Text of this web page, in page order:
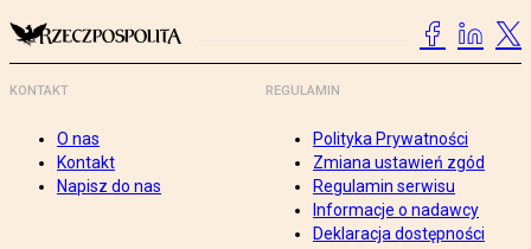
KONTAKT
O nas
Kontakt
Napisz do nas
REGULAMIN
Polityka Prywatności
Zmiana ustawień zgód
Regulamin serwisu
Informacje o nadawcy
Deklaracja dostępności